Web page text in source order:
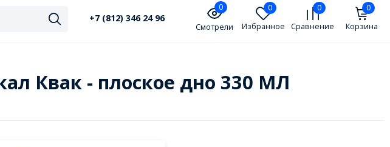
+7 (812) 346 24 96
0
Смотрели
0
Избранное
0
Сравнение
0
Корзина
Квак - плоское дно 330 МЛ